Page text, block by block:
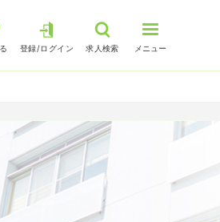
登録/ログイン 求人検索 メニュー